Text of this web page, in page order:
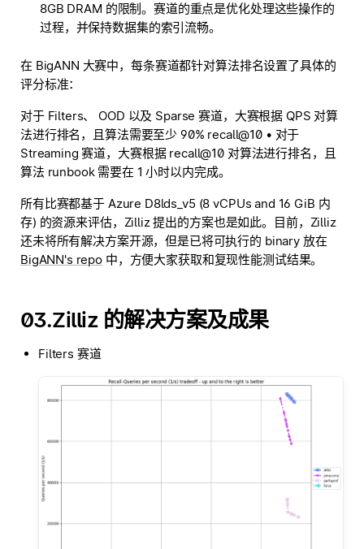
8GB DRAM 的限制。赛道的重点是优化处理这些操作的
过程，并保持数据集的索引流畅。
在 BigANN 大赛中，每条赛道都针对算法排名设置了具体的
评分标准：
对于 Filters、 OOD 以及 Sparse 赛道，大赛根据 QPS 对算
法进行排名，且算法需要至少 90% recall@10 • 对于
Streaming 赛道，大赛根据 recall@10 对算法进行排名，且
算法 runbook 需要在 1 小时以内完成。
所有比赛都基于 Azure D8lds_v5 (8 vCPUs and 16 GiB 内
存) 的资源来评估，Zilliz 提出的方案也是如此。目前，Zilliz
还未将所有解决方案开源，但是已将可执行的 binary 放在
BigANN's repo 中，方便大家获取和复现性能测试结果。
03.Zilliz 的解决方案及成果
Filters 赛道